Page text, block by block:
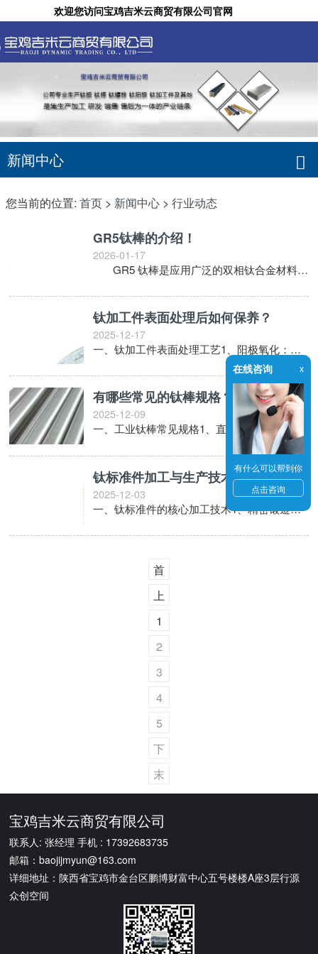
欢迎您访问宝鸡吉米云商贸有限公司官网
咨询热线：17392683735
English
新闻中心
您当前的位置: 首页 > 新闻中心 > 行业动态
GR5钛棒的介绍！
2026-01-17
GR5 钛棒是应用广泛的双相钛合金材料，以钛为基底，搭配特定比例的铝与钒元素构成核心成分。其突出的优势是高强度与轻量化的平衡，比强度表现优异，能在减轻结构重量的同时保持稳固支撑力，成为追求高场景的
钛加工件表面处理后如何保养？
2025-12-17
一、钛加工件表面处理工艺1、阳极氧化‌：通过电解生成致密氧化膜，提升硬度和耐腐蚀性，医卫级钛合金处理后硬度提高3倍‌。2、涂层喷涂‌：等离子喷涂氧化铝/氧化锆陶瓷层，耐温达1200℃，盐雾试验耐蚀时间超2000小时‌。3、化学铣切‌：氢氟酸-硝酸型溶
有哪些常见的钛棒规格？
2025-12-09
一、工业钛棒常见规格1、直径范围‌：φ8-400mm（如TA2工业纯钛棒支持φ8-200mm定制，TC4钛合金棒提供φ60-100mm）；2、长度‌：通常300-6000mm，支持定尺切割（如TA2工业棒材最长5000mm）；3、表面处理‌：酸洗面、
钛标准件加工与生产技术解析！
2025-12-03
一、钛标准件的核心加工技术‌1、精密锻造工艺‌：针对TC18钛合金等复杂结构件，采用分模面设计与多阶段锻造，通过优化纺锤状荒形结构提升材料利用率与成形精度‌。预锻阶段通过凹槽与曲面设计减少后续加工余量，终锻阶段结合高凸台与U形凹槽实现复杂几何特征成形
首
页
上
一
1
2
3
4
5
下
一
页
末
页
宝鸡吉米云商贸有限公司
联系人: 张经理 手机 : 17392683735
邮箱：baojijmyun@163.com
详细地址：陕西省宝鸡市金台区鹏博财富中心五号楼楼A座3层行源
众创空间
在线咨询 x
有什么可以帮到你
点击咨询